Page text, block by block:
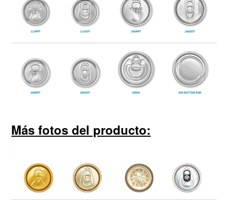
Más fotos del producto: